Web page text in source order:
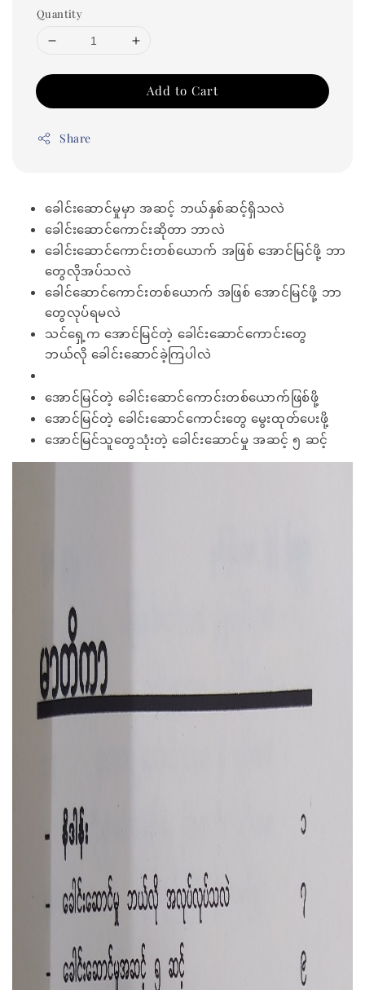
Quantity
Add to Cart
Share
ခေါင်းဆောင်မှုမှာ အဆင့် ဘယ်နှစ်ဆင့်ရှိသလဲ
ခေါင်းဆောင်ကောင်းဆိုတာ ဘာလဲ
ခေါင်းဆောင်ကောင်းတစ်ယောက် အဖြစ် အောင်မြင်ဖို့ ဘာ
တွေလိုအပ်သလဲ
ခေါင်ဆောင်ကောင်းတစ်ယောက် အဖြစ် အောင်မြင်ဖို့ ဘာ
တွေလုပ်ရမလဲ
သင်ရှေ့က အောင်မြင်တဲ့ ခေါင်းဆောင်ကောင်းတွေ
ဘယ်လို ခေါင်းဆောင်ခဲ့ကြပါလဲ
အောင်မြင်တဲ့ ခေါင်းဆောင်ကောင်းတစ်ယောက်ဖြစ်ဖို့
အောင်မြင်တဲ့ ခေါင်းဆောင်ကောင်းတွေ မွေးထုတ်ပေးဖို့
အောင်မြင်သူတွေသုံးတဲ့ ခေါင်းဆောင်မှု အဆင့် ၅ ဆင့်